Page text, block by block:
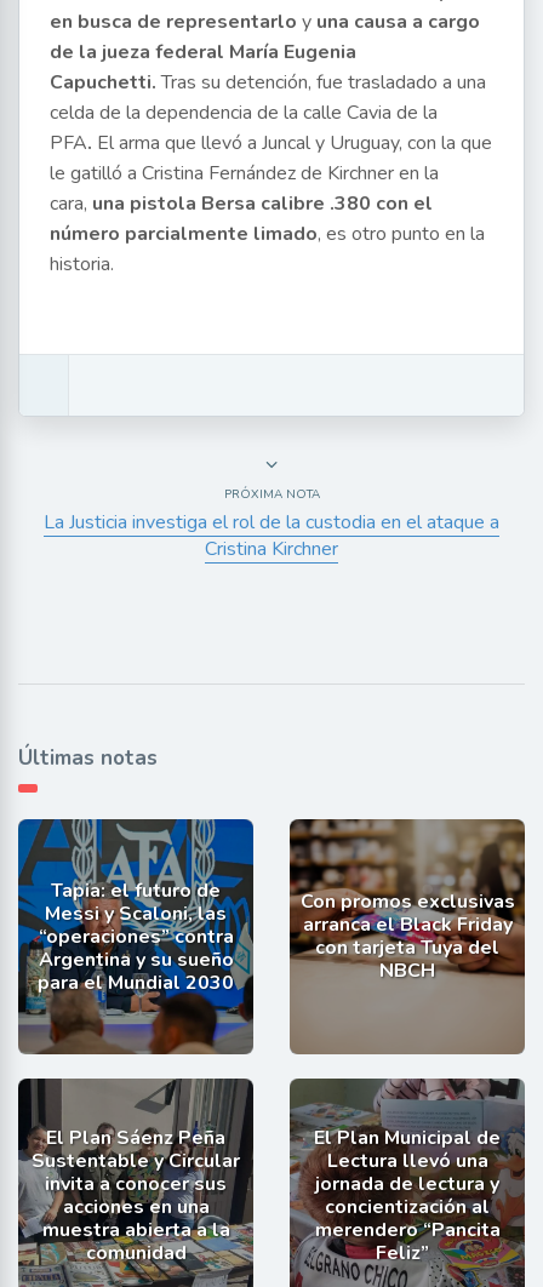
en busca de representarlo y una causa a cargo
de la jueza federal María Eugenia
Capuchetti.Tras su detención, fue trasladado a una
celda de la dependencia de la calle Cavia de la
PFA. El arma que llevó a Juncal y Uruguay, con la que
le gatilló a Cristina Fernández de Kirchner en la
cara, una pistola Bersa calibre .380 con el
número parcialmente limado, es otro punto en la
historia.
PRÓXIMA NOTA
La Justicia investiga el rol de la custodia en el ataque a
Cristina Kirchner
Últimas notas
Tapia: el futuro de
Messi y Scaloni, las
“operaciones” contra
Argentina y su sueño
para el Mundial 2030
Con promos exclusivas
arranca el Black Friday
con tarjeta Tuya del
NBCH
El Plan Sáenz Peña
Sustentable y Circular
invita a conocer sus
acciones en una
muestra abierta a la
comunidad
El Plan Municipal de
Lectura llevó una
jornada de lectura y
concientización al
merendero “Pancita
Feliz”